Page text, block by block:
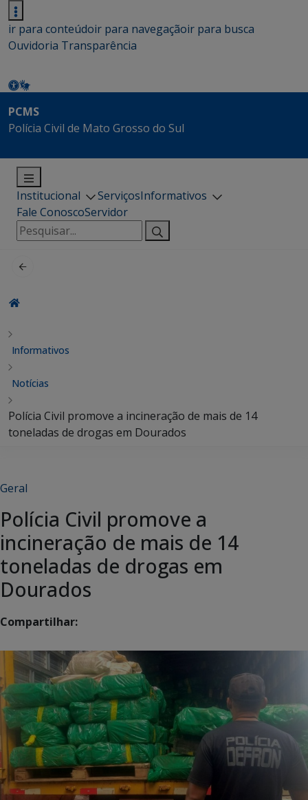
ir para conteúdoir para navegaçãoir para busca
Ouvidoria Transparência
PCMS
Polícia Civil de Mato Grosso do Sul
Institucional ServiçosInformativos
Fale ConoscoServidor
Pesquisar
por:
Informativos
Notícias
Polícia Civil promove a incineração de mais de 14
toneladas de drogas em Dourados
Geral
Polícia Civil promove a
incineração de mais de 14
toneladas de drogas em
Dourados
Compartilhar: